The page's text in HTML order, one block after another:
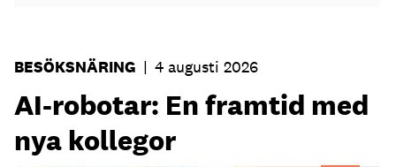
BESÖKSNÄRING | 4 augusti 2026
AI-robotar: En framtid med
nya kollegor